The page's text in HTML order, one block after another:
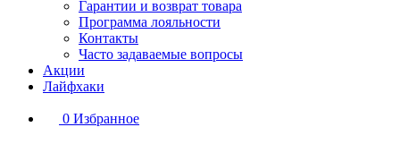
Гарантии и возврат товара
Программа лояльности
Контакты
Часто задаваемые вопросы
Акции
Лайфхаки
0 Избранное